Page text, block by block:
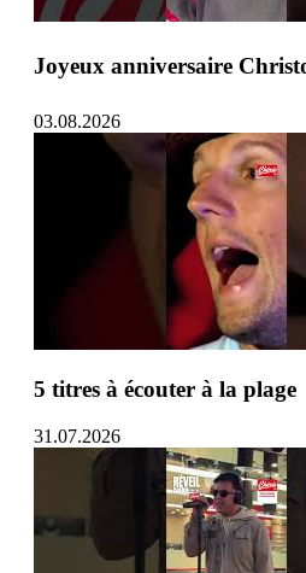
Joyeux anniversaire
03.08.2026
5 titres à écouter à la plage
31.07.2026